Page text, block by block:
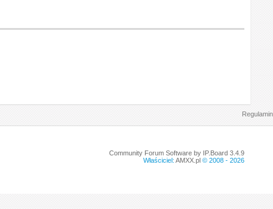
Regulamin
Community Forum Software by IP.Board 3.4.9
Właściciel: AMXX.pl© 2008 - 2026